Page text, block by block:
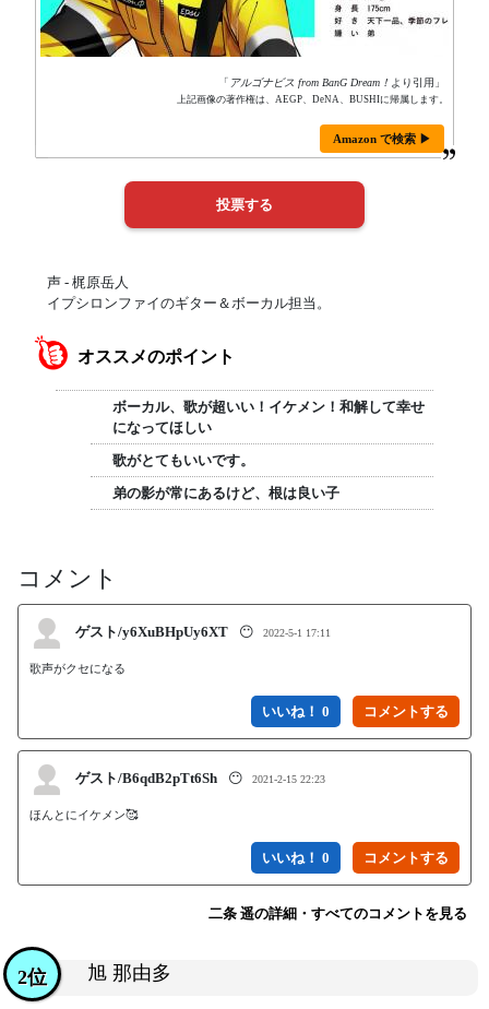
「 アルゴナビス from BanG Dream！ より引用」
上記画像の著作権は、AEGP、DeNA、BUSHIに帰属します。
Amazon で検索 ▶
声 - 梶原岳人
イプシロンファイのギター＆ボーカル担当。
オススメのポイント
ボーカル、歌が超いい！イケメン！和解して幸せ
になってほしい
歌がとてもいいです。
弟の影が常にあるけど、根は良い子
コメント
ゲスト/y6XuBHpUy6XT 😶 2022-5-1 17:11
歌声がクセになる
いいね！ 0
ゲスト/B6qdB2pTt6Sh 😶 2021-2-15 22:23
ほんとにイケメン🥰
いいね！ 0
二条 遥の詳細・すべてのコメントを見る
旭 那由多
2位